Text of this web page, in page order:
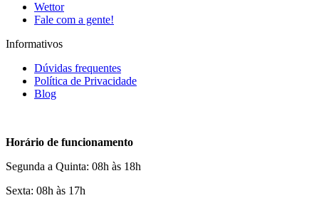
Wettor
Fale com a gente!
Informativos
Dúvidas frequentes
Política de Privacidade
Blog
Horário de funcionamento
Segunda a Quinta: 08h às 18h
Sexta: 08h às 17h